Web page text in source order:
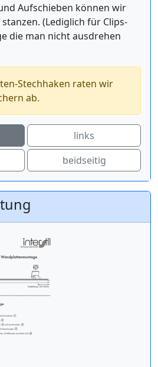
Aufschieben können wir
(Lediglich für Clips-
die man nicht ausdrehen
Stechhaken raten wir
ab.
links
beidseitig